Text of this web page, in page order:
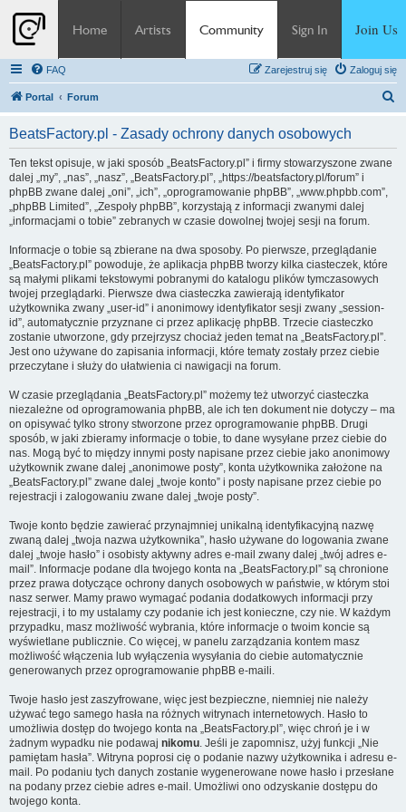
Home Artists Community Sign In Join Us
FAQ Zaloguj się
Zarejestruj się
Portal Forum
BeatsFactory.pl - Zasady ochrony danych osobowych
Ten tekst opisuje, w jaki sposób „BeatsFactory.pl” i firmy stowarzyszone zwane
dalej „my”, „nas”, „nasz”, „BeatsFactory.pl”, „https://beatsfactory.pl/forum” i
phpBB zwane dalej „oni”, „ich”, „oprogramowanie phpBB”, „www.phpbb.com”,
„phpBB Limited”, „Zespoły phpBB”, korzystają z informacji zwanymi dalej
„informacjami o tobie” zebranych w czasie dowolnej twojej sesji na forum.
Informacje o tobie są zbierane na dwa sposoby. Po pierwsze, przeglądanie
„BeatsFactory.pl” powoduje, że aplikacja phpBB tworzy kilka ciasteczek, które
są małymi plikami tekstowymi pobranymi do katalogu plików tymczasowych
twojej przeglądarki. Pierwsze dwa ciasteczka zawierają identyfikator
użytkownika zwany „user-id” i anonimowy identyfikator sesji zwany „session-
id”, automatycznie przyznane ci przez aplikację phpBB. Trzecie ciasteczko
zostanie utworzone, gdy przejrzysz chociaż jeden temat na „BeatsFactory.pl”.
Jest ono używane do zapisania informacji, które tematy zostały przez ciebie
przeczytane i służy do ułatwienia ci nawigacji na forum.
W czasie przeglądania „BeatsFactory.pl” możemy też utworzyć ciasteczka
niezależne od oprogramowania phpBB, ale ich ten dokument nie dotyczy – ma
on opisywać tylko strony stworzone przez oprogramowanie phpBB. Drugi
sposób, w jaki zbieramy informacje o tobie, to dane wysyłane przez ciebie do
nas. Mogą być to między innymi posty napisane przez ciebie jako anonimowy
użytkownik zwane dalej „anonimowe posty”, konta użytkownika założone na
„BeatsFactory.pl” zwane dalej „twoje konto” i posty napisane przez ciebie po
rejestracji i zalogowaniu zwane dalej „twoje posty”.
Twoje konto będzie zawierać przynajmniej unikalną identyfikacyjną nazwę
zwaną dalej „twoja nazwa użytkownika”, hasło używane do logowania zwane
dalej „twoje hasło” i osobisty aktywny adres e-mail zwany dalej „twój adres e-
mail”. Informacje podane dla twojego konta na „BeatsFactory.pl” są chronione
przez prawa dotyczące ochrony danych osobowych w państwie, w którym stoi
nasz serwer. Mamy prawo wymagać podania dodatkowych informacji przy
rejestracji, i to my ustalamy czy podanie ich jest konieczne, czy nie. W każdym
przypadku, masz możliwość wybrania, które informacje o twoim koncie są
wyświetlane publicznie. Co więcej, w panelu zarządzania kontem masz
możliwość włączenia lub wyłączenia wysyłania do ciebie automatycznie
generowanych przez oprogramowanie phpBB e-maili.
Twoje hasło jest zaszyfrowane, więc jest bezpieczne, niemniej nie należy
używać tego samego hasła na różnych witrynach internetowych. Hasło to
umożliwia dostęp do twojego konta na „BeatsFactory.pl”, więc chroń je i w
żadnym wypadku nie podawaj nikomu. Jeśli je zapomnisz, użyj funkcji „Nie
pamiętam hasła”. Witryna poprosi cię o podanie nazwy użytkownika i adresu e-
mail. Po podaniu tych danych zostanie wygenerowane nowe hasło i przesłane
na podany przez ciebie adres e-mail. Umożliwi ono odzyskanie dostępu do
twojego konta.